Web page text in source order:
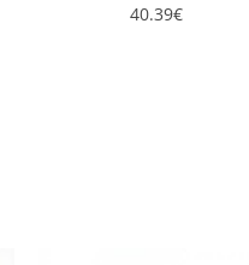
40.39€